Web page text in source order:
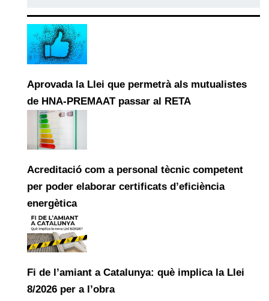
Aprovada la Llei que permetrà als mutualistes
de HNA-PREMAAT passar al RETA
Acreditació com a personal tècnic competent
per poder elaborar certificats d’eficiència
energètica
Fi de l’amiant a Catalunya: què implica la Llei
8/2026 per a l’obra